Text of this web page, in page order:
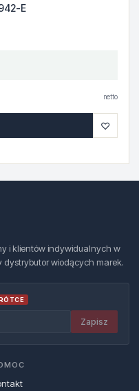
E
netto
♡
i klientów indywidualnych w
dystrybutor wiodących marek.
Zapisz